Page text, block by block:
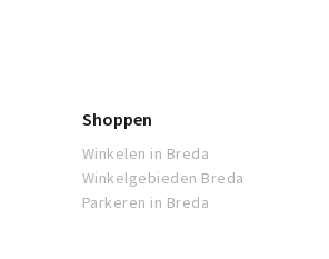
Shoppen
Winkelen in Breda
Winkelgebieden Breda
Parkeren in Breda